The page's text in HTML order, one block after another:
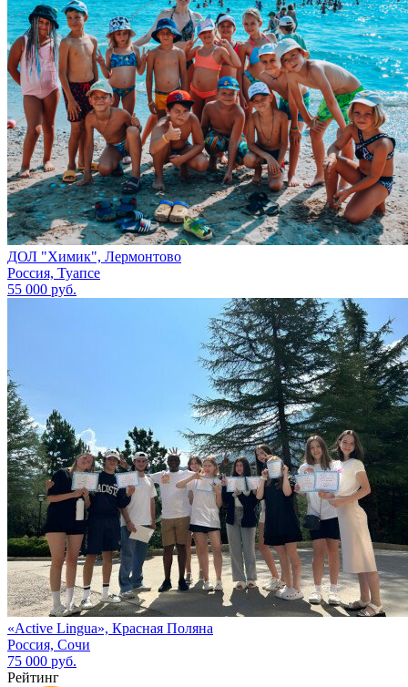
ДОЛ "Химик", Лермонтово
Россия, Туапсе
55 000 руб.
«Active Lingua», Красная Поляна
Россия, Сочи
75 000 руб.
Рейтинг